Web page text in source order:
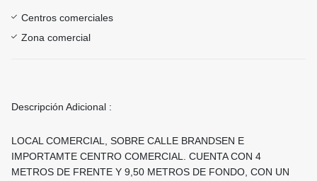
Centros comerciales
Zona comercial
Descripción Adicional :
LOCAL COMERCIAL, SOBRE CALLE BRANDSEN E
IMPORTAMTE CENTRO COMERCIAL. CUENTA CON 4
METROS DE FRENTE Y 9,50 METROS DE FONDO, CON UN